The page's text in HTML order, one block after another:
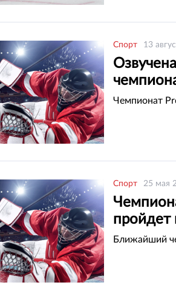
Спорт 13
Чемпионат
Спорт 25 мая
пройдет
Ближайший